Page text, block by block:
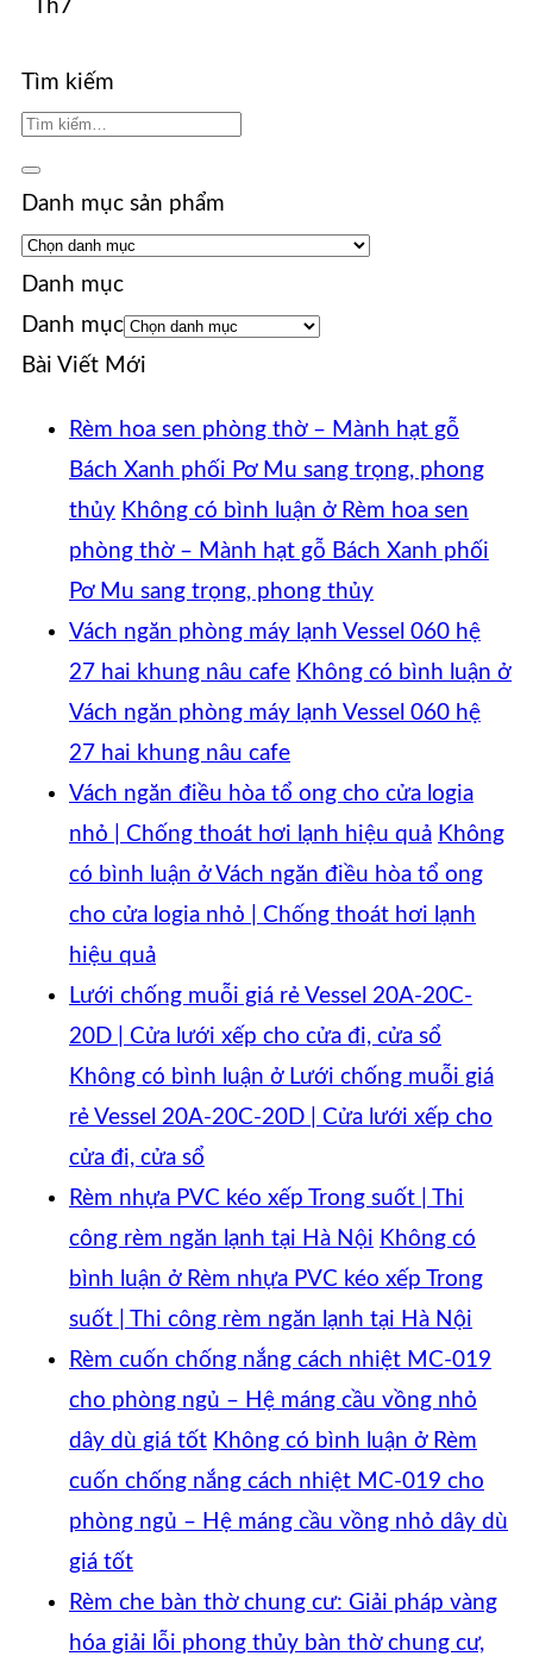
Th7
Tìm kiếm
Danh mục sản phẩm
Danh mục
Danh mục
Bài Viết Mới
Rèm hoa sen phòng thờ – Mành hạt gỗ
Bách Xanh phối Pơ Mu sang trọng, phong
thủy Không có bình luận ở Rèm hoa sen
phòng thờ – Mành hạt gỗ Bách Xanh phối
Pơ Mu sang trọng, phong thủy
Vách ngăn phòng máy lạnh Vessel 060 hệ
27 hai khung nâu cafe Không có bình luận ở
Vách ngăn phòng máy lạnh Vessel 060 hệ
27 hai khung nâu cafe
Vách ngăn điều hòa tổ ong cho cửa logia
nhỏ | Chống thoát hơi lạnh hiệu quả Không
có bình luận ở Vách ngăn điều hòa tổ ong
cho cửa logia nhỏ | Chống thoát hơi lạnh
hiệu quả
Lưới chống muỗi giá rẻ Vessel 20A-20C-
20D | Cửa lưới xếp cho cửa đi, cửa sổ
Không có bình luận ở Lưới chống muỗi giá
rẻ Vessel 20A-20C-20D | Cửa lưới xếp cho
cửa đi, cửa sổ
Rèm nhựa PVC kéo xếp Trong suốt | Thi
công rèm ngăn lạnh tại Hà Nội Không có
bình luận ở Rèm nhựa PVC kéo xếp Trong
suốt | Thi công rèm ngăn lạnh tại Hà Nội
Rèm cuốn chống nắng cách nhiệt MC-019
cho phòng ngủ – Hệ máng cầu vồng nhỏ
dây dù giá tốt Không có bình luận ở Rèm
cuốn chống nắng cách nhiệt MC-019 cho
phòng ngủ – Hệ máng cầu vồng nhỏ dây dù
giá tốt
Rèm che bàn thờ chung cư: Giải pháp vàng
hóa giải lỗi phong thủy bàn thờ chung cư,